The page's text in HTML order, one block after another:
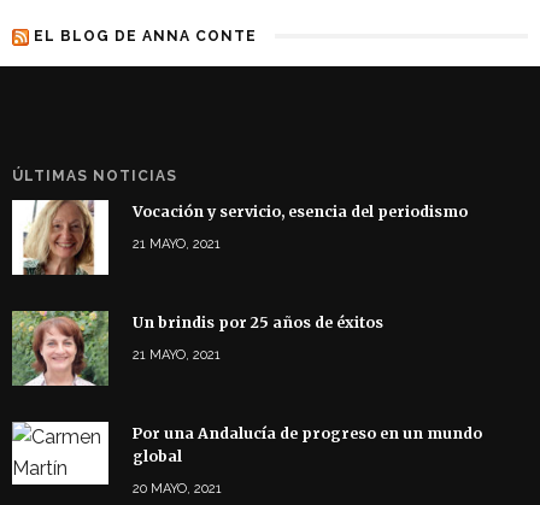
EL BLOG DE ANNA CONTE
ÚLTIMAS NOTICIAS
Vocación y servicio, esencia del periodismo
21 MAYO, 2021
Un brindis por 25 años de éxitos
21 MAYO, 2021
Por una Andalucía de progreso en un mundo
global
20 MAYO, 2021